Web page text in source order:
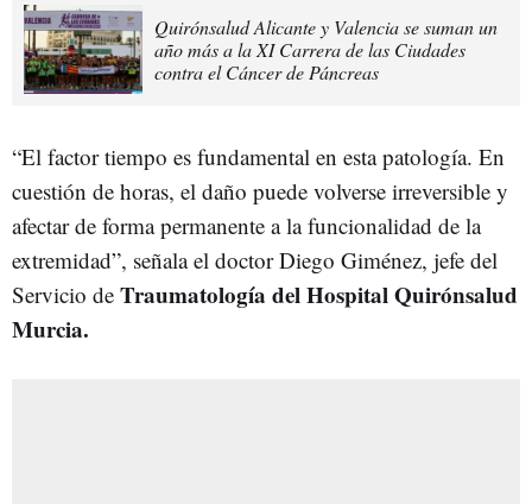
Quirónsalud Alicante y Valencia se suman un
año más a la XI Carrera de las Ciudades
contra el Cáncer de Páncreas
“El factor tiempo es fundamental en esta patología. En
cuestión de horas, el daño puede volverse irreversible y
afectar de forma permanente a la funcionalidad de la
extremidad”, señala el doctor Diego Giménez, jefe del
Servicio de Traumatología del Hospital Quirónsalud
Murcia.